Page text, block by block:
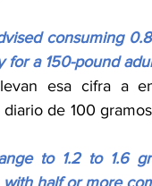
consuming
for a 150-pound
esa cifra a
de 100
to 1.2 to 1.6